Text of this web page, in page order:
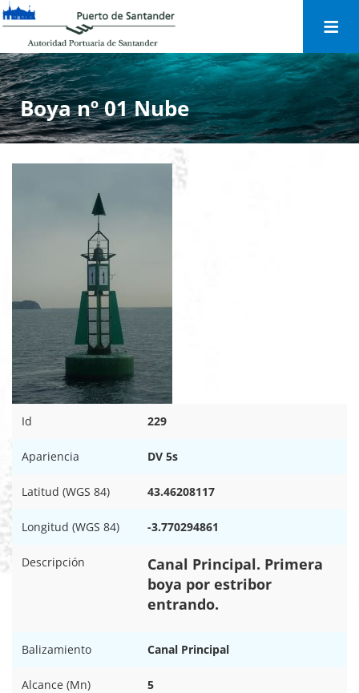
Boya nº 01 Nube
Id 229
Apariencia DV 5s
Latitud (WGS 84) 43.46208117
Longitud (WGS 84) -3.770294861
Descripción
Canal Principal. Primera
boya por estribor
entrando.
Balizamiento Canal Principal
Alcance (Mn) 5